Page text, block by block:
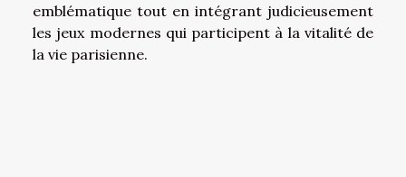
emblématique tout en intégrant judicieusement
les jeux modernes qui participent à la vitalité de
la vie parisienne.